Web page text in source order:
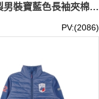
大量訂製男裝寶藍色長袖夾棉外套 100%尼龍 繡花logo 冠軍比賽 拉鏈袋口 J1025
PV:(2086)